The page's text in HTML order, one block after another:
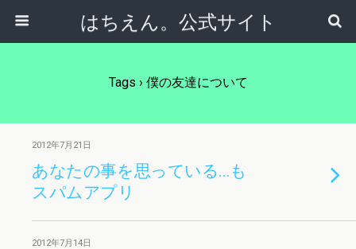
はちえん。公式サイト
Tags › 僕の友達について
2012年7月21日
あなたの事を思っている…も
スパムアプリ
2012年7月14日